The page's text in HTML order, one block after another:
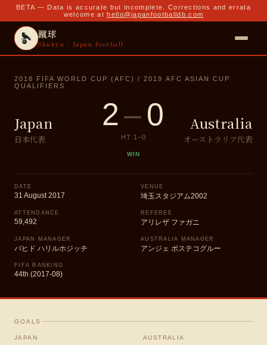
BETA — Data is accurate but incomplete. Corrections and errata
welcome at hello@japanfootballdb.com
蹴球
Shukyu · Japan Football
2018 FIFA WORLD CUP (AFC) / 2019 AFC ASIAN CUP
QUALIFIERS
Japan
日本代表
2–0
HT 1 –0
WIN
Australia
オーストラリア代表
DATE
31 August 2017
VENUE
埼玉スタジアム2002
ATTENDANCE
59,492
REFEREE
アリレザ ファガニ
JAPAN MANAGER
バヒド ハリルホジッチ
AUSTRALIA MANAGER
アンジェ ポステコグルー
FIFA RANKING
44th (2017-08)
GOALS
JAPAN AUSTRALIA